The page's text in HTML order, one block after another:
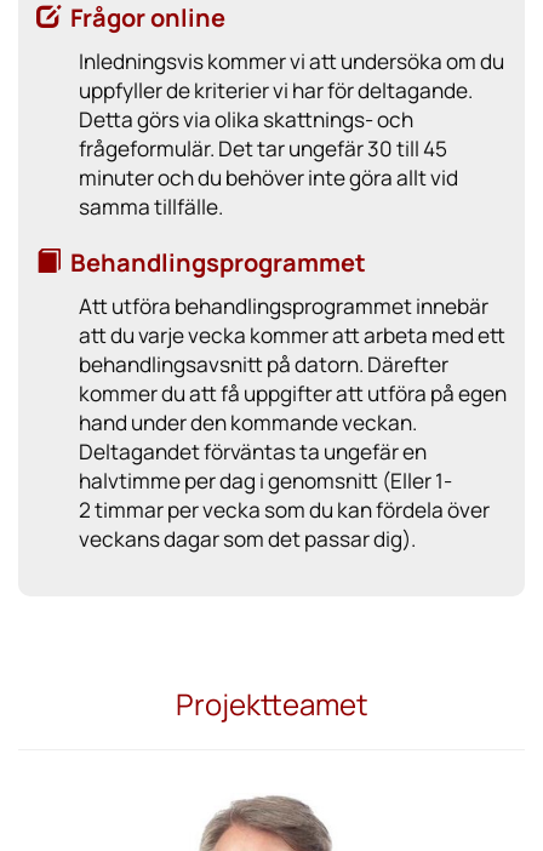
Frågor online
Inledningsvis kommer vi att undersöka om du
uppfyller de kriterier vi har för deltagande.
Detta görs via olika skattnings- och
frågeformulär. Det tar ungefär 30 till 45
minuter och du behöver inte göra allt vid
samma tillfälle.
Behandlingsprogrammet
Att utföra behandlingsprogrammet innebär
att du varje vecka kommer att arbeta med ett
behandlingsavsnitt på datorn. Därefter
kommer du att få uppgifter att utföra på egen
hand under den kommande veckan.
Deltagandet förväntas ta ungefär en
halvtimme per dag i genomsnitt (Eller 1-
2 timmar per vecka som du kan fördela över
veckans dagar som det passar dig).
Projektteamet